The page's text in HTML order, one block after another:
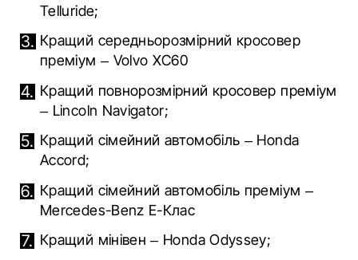
Telluride;
Кращий середньорозмірний кросовер
преміум – Volvo XC60
Кращий повнорозмірний кросовер преміум
– Lincoln Navigator;
Кращий сімейний автомобіль – Honda
Accord;
Кращий сімейний автомобіль преміум –
Mercedes-Benz E-Клас
Кращий мінівен – Honda Odyssey;